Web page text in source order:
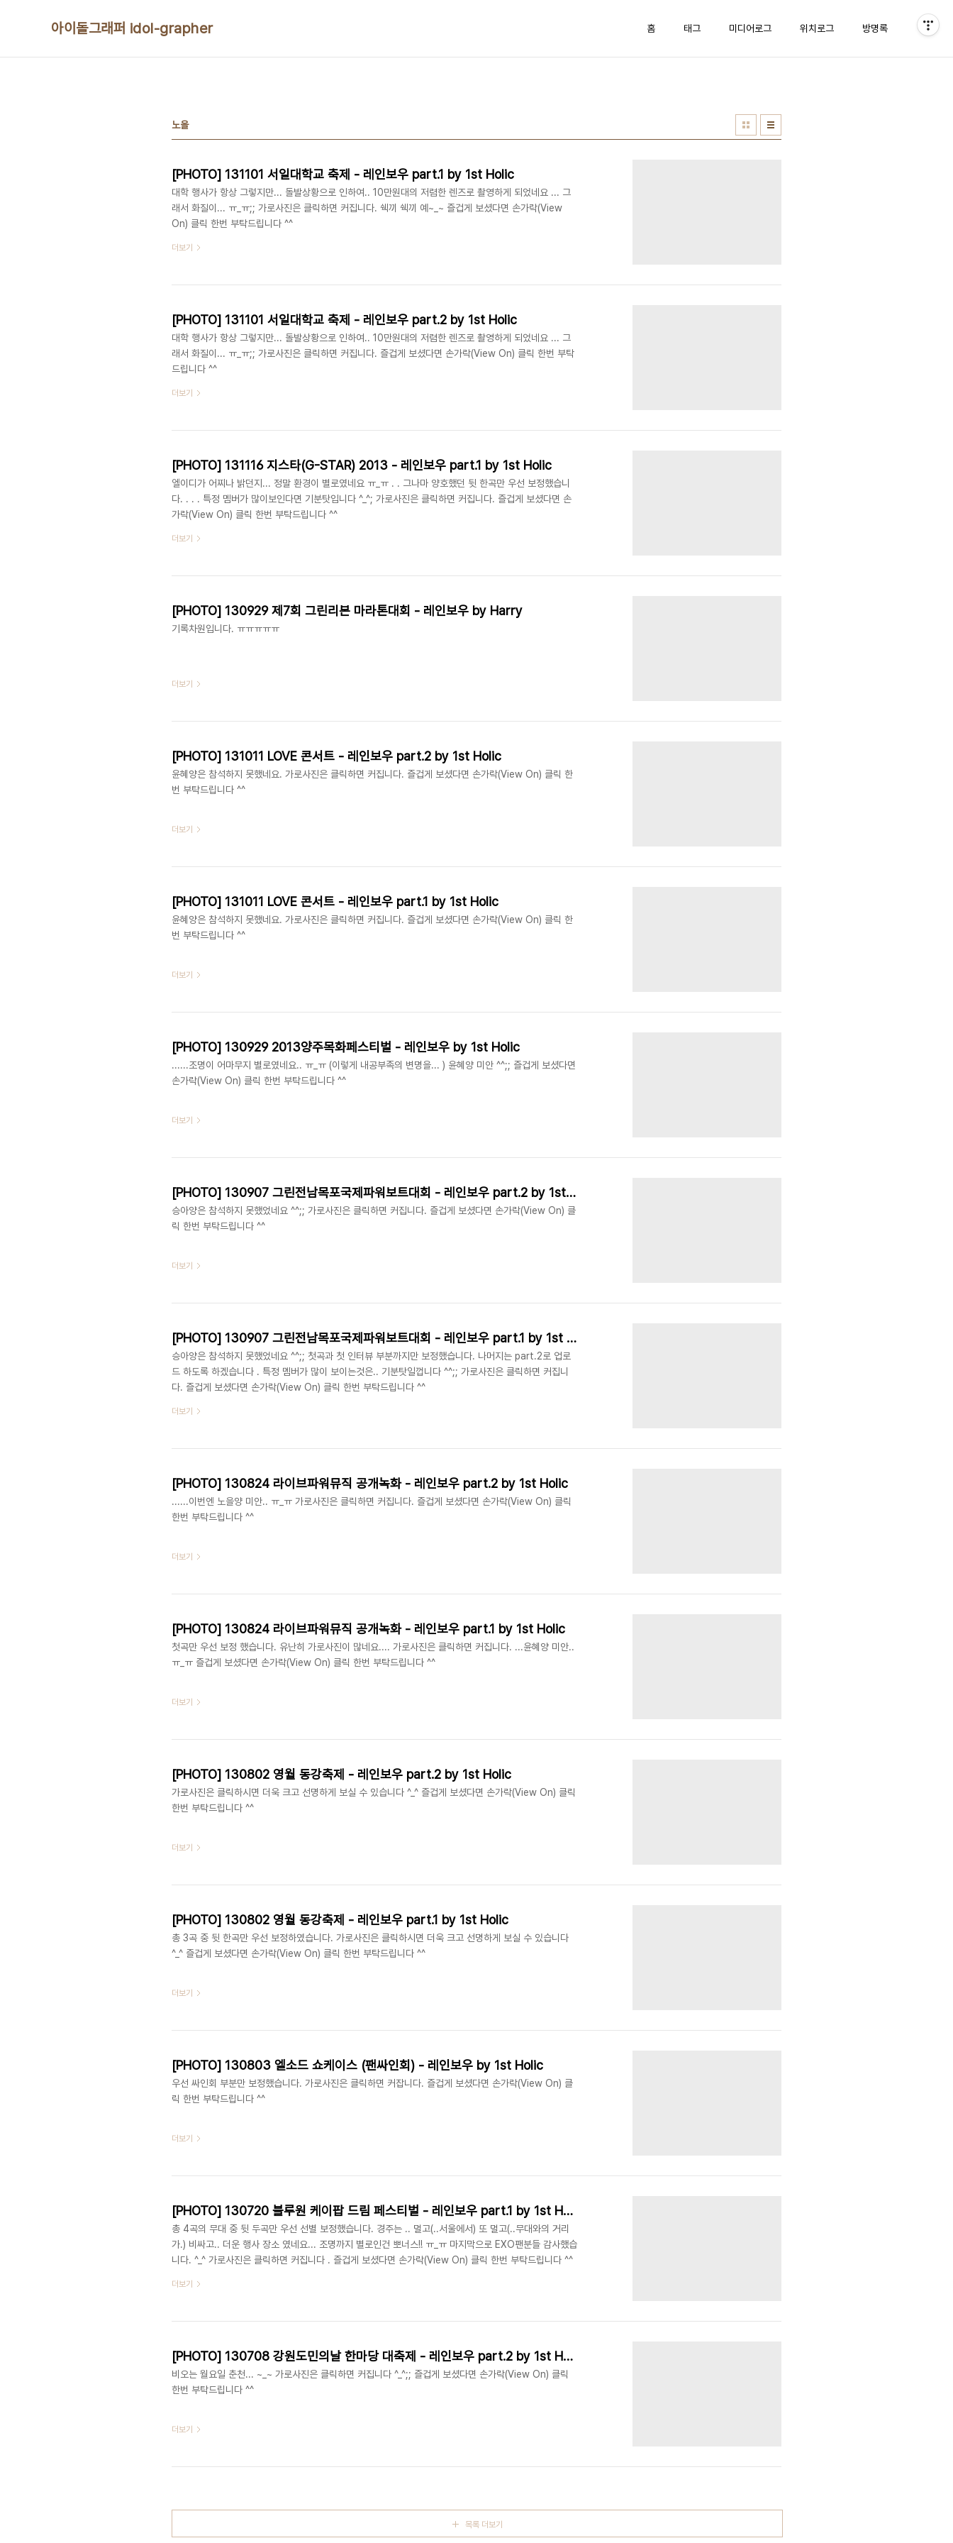
아이돌그래퍼 idol-grapher 홈 태그 미디어로그 위치로그 방명록
노을
[PHOTO] 131101 서일대학교 축제 - 레인보우 part.1 by 1st Holic
대학 행사가 항상 그렇지만... 돌발상황으로 인하여.. 10만원대의 저렴한 렌즈로 촬영하게 되었네요 ... 그
래서 화질이... ㅠ_ㅠ;; 가로사진은 클릭하면 커집니다. 쉑끼 쉑끼 예~_~ 즐겁게 보셨다면 손가락(View
On) 클릭 한번 부탁드립니다 ^^
더보기
[PHOTO] 131101 서일대학교 축제 - 레인보우 part.2 by 1st Holic
대학 행사가 항상 그렇지만... 돌발상황으로 인하여.. 10만원대의 저렴한 렌즈로 촬영하게 되었네요 ... 그
래서 화질이... ㅠ_ㅠ;; 가로사진은 클릭하면 커집니다. 즐겁게 보셨다면 손가락(View On) 클릭 한번 부탁
드립니다 ^^
더보기
[PHOTO] 131116 지스타(G-STAR) 2013 - 레인보우 part.1 by 1st Holic
엘이디가 어찌나 밝던지... 정말 환경이 별로였네요 ㅠ_ㅠ . . 그나마 양호했던 뒷 한곡만 우선 보정했습니
다. . . . 특정 멤버가 많이보인다면 기분탓입니다 ^_^; 가로사진은 클릭하면 커집니다. 즐겁게 보셨다면 손
가락(View On) 클릭 한번 부탁드립니다 ^^
더보기
[PHOTO] 130929 제7회 그린리본 마라톤대회 - 레인보우 by Harry
기록차원입니다. ㅠㅠㅠㅠㅠ
더보기
[PHOTO] 131011 LOVE 콘서트 - 레인보우 part.2 by 1st Holic
윤혜양은 참석하지 못했네요. 가로사진은 클릭하면 커집니다. 즐겁게 보셨다면 손가락(View On) 클릭 한
번 부탁드립니다 ^^
더보기
[PHOTO] 131011 LOVE 콘서트 - 레인보우 part.1 by 1st Holic
윤혜양은 참석하지 못했네요. 가로사진은 클릭하면 커집니다. 즐겁게 보셨다면 손가락(View On) 클릭 한
번 부탁드립니다 ^^
더보기
[PHOTO] 130929 2013양주목화페스티벌 - 레인보우 by 1st Holic
......조명이 어마무지 별로였네요.. ㅠ_ㅠ (이렇게 내공부족의 변명을... ) 윤혜양 미안 ^^;; 즐겁게 보셨다면
손가락(View On) 클릭 한번 부탁드립니다 ^^
더보기
[PHOTO] 130907 그린전남목포국제파워보트대회 - 레인보우 part.2 by 1st Holic
승아양은 참석하지 못했었네요 ^^;; 가로사진은 클릭하면 커집니다. 즐겁게 보셨다면 손가락(View On) 클
릭 한번 부탁드립니다 ^^
더보기
[PHOTO] 130907 그린전남목포국제파워보트대회 - 레인보우 part.1 by 1st Holic
승아양은 참석하지 못했었네요 ^^;; 첫곡과 첫 인터뷰 부분까지만 보정했습니다. 나머지는 part.2로 업로
드 하도록 하겠습니다 . 특정 멤버가 많이 보이는것은.. 기분탓일껍니다 ^^;; 가로사진은 클릭하면 커집니
다. 즐겁게 보셨다면 손가락(View On) 클릭 한번 부탁드립니다 ^^
더보기
[PHOTO] 130824 라이브파워뮤직 공개녹화 - 레인보우 part.2 by 1st Holic
......이번엔 노을양 미안.. ㅠ_ㅠ 가로사진은 클릭하면 커집니다. 즐겁게 보셨다면 손가락(View On) 클릭
한번 부탁드립니다 ^^
더보기
[PHOTO] 130824 라이브파워뮤직 공개녹화 - 레인보우 part.1 by 1st Holic
첫곡만 우선 보정 했습니다. 유난히 가로사진이 많네요.... 가로사진은 클릭하면 커집니다. ...윤혜양 미안..
ㅠ_ㅠ 즐겁게 보셨다면 손가락(View On) 클릭 한번 부탁드립니다 ^^
더보기
[PHOTO] 130802 영월 동강축제 - 레인보우 part.2 by 1st Holic
가로사진은 클릭하시면 더욱 크고 선명하게 보실 수 있습니다 ^_^ 즐겁게 보셨다면 손가락(View On) 클릭
한번 부탁드립니다 ^^
더보기
[PHOTO] 130802 영월 동강축제 - 레인보우 part.1 by 1st Holic
총 3곡 중 뒷 한곡만 우선 보정하였습니다. 가로사진은 클릭하시면 더욱 크고 선명하게 보실 수 있습니다
^_^ 즐겁게 보셨다면 손가락(View On) 클릭 한번 부탁드립니다 ^^
더보기
[PHOTO] 130803 엘소드 쇼케이스 (팬싸인회) - 레인보우 by 1st Holic
우선 싸인회 부분만 보정했습니다. 가로사진은 클릭하면 커잡니다. 즐겁게 보셨다면 손가락(View On) 클
릭 한번 부탁드립니다 ^^
더보기
[PHOTO] 130720 블루원 케이팝 드림 페스티벌 - 레인보우 part.1 by 1st Holic
총 4곡의 무대 중 뒷 두곡만 우선 선별 보정했습니다. 경주는 .. 멀고(..서울에서) 또 멀고(..무대와의 거리
가.) 비싸고.. 더운 행사 장소 였네요... 조명까지 별로인건 뽀너스!! ㅠ_ㅠ 마지막으로 EXO팬분들 감사했습
니다. ^_^ 가로사진은 클릭하면 커집니다 . 즐겁게 보셨다면 손가락(View On) 클릭 한번 부탁드립니다 ^^
더보기
[PHOTO] 130708 강원도민의날 한마당 대축제 - 레인보우 part.2 by 1st Holic
비오는 월요일 춘천... ~_~ 가로사진은 클릭하면 커집니다 ^_^;; 즐겁게 보셨다면 손가락(View On) 클릭
한번 부탁드립니다 ^^
더보기
목록 더보기